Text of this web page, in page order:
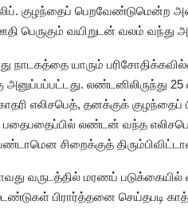
குழந்தைப் பெறவேண்டுமென்ற
பெருகும் வயிறுடன் வலம்
நாடகத்தை யாரும்
அனுப்பப்பட்டது.
எலிசபெத், தனக்குக்
லண்டன் வந்த எலிசபெத்,
சிறைக்குத்
வருடத்தில் மரணப்
பிரார்த்தனை செய்தபடி